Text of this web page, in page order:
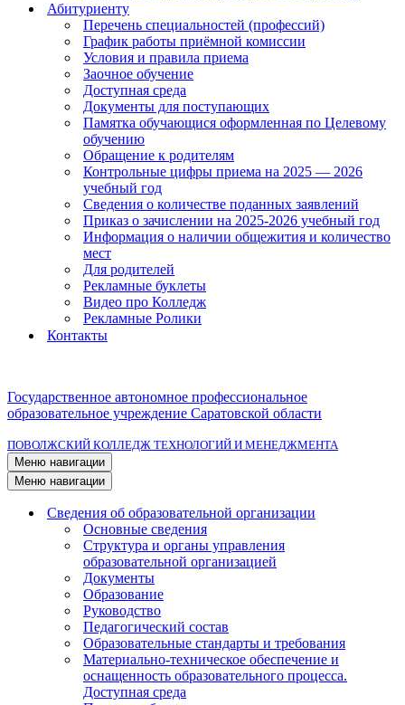
Абитуриенту
Перечень специальностей (профессий)
График работы приёмной комиссии
Условия и правила приема
Заочное обучение
Доступная среда
Документы для поступающих
Памятка обучающися оформленная по Целевому
обучению
Обращение к родителям
Контрольные цифры приема на 2025 — 2026
учебный год
Сведения о количестве поданных заявлений
Приказ о зачислении на 2025-2026 учебный год
Информация о наличии общежития и количество
мест
Для родителей
Рекламные буклеты
Видео про Колледж
Рекламные Ролики
Контакты
Государственное автономное профессиональное
образовательное учреждение Саратовской области
ПОВОЛЖСКИЙ КОЛЛЕДЖ ТЕХНОЛОГИЙ И МЕНЕДЖМЕНТА
Меню навигации
Меню навигации
Сведения об образовательной организации
Основные сведения
Структура и органы управления
образовательной организацией
Документы
Образование
Руководство
Педагогический состав
Образовательные стандарты и требования
Материально-техническое обеспечение и
оснащенность образовательного процесса.
Доступная среда